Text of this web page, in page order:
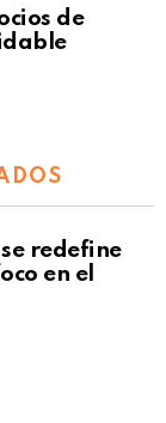
de
redefine
en el